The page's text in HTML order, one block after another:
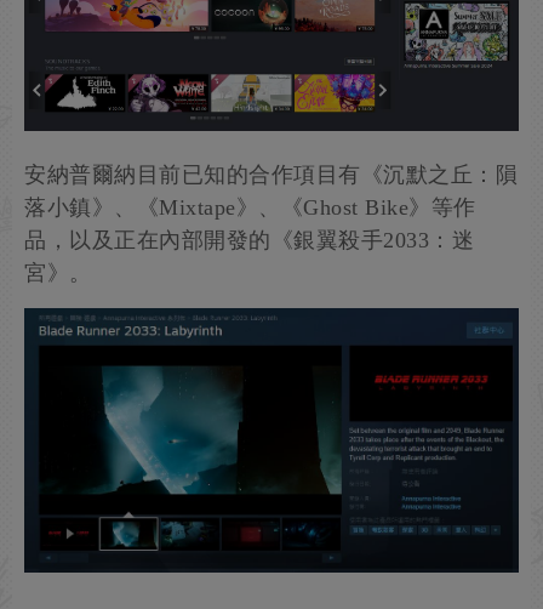
安納普爾納目前已知的合作項目有《沉默之丘：隕
落小鎮》、《Mixtape》、《Ghost Bike》等作
品，以及正在內部開發的《銀翼殺手2033：迷
宮》。